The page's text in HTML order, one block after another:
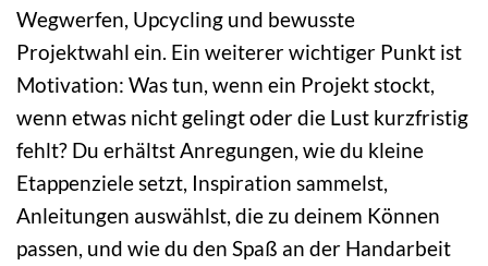
Wegwerfen, Upcycling und bewusste
Projektwahl ein. Ein weiterer wichtiger Punkt ist
Motivation: Was tun, wenn ein Projekt stockt,
wenn etwas nicht gelingt oder die Lust kurzfristig
fehlt? Du erhältst Anregungen, wie du kleine
Etappenziele setzt, Inspiration sammelst,
Anleitungen auswählst, die zu deinem Können
passen, und wie du den Spaß an der Handarbeit